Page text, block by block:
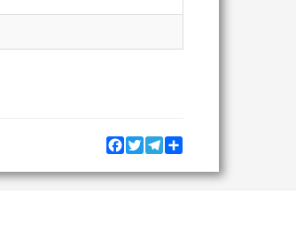
Facebook
TwitterTelegram